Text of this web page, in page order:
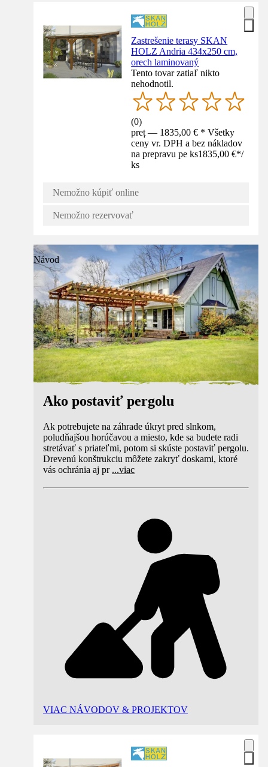
Zastrešenie terasy SKAN
HOLZ Andria 434x250 cm,
orech laminovaný
Tento tovar zatiaľ nikto
nehodnotil.
(0)
preț — 1835,00 € * Všetky
ceny vr. DPH a bez nákladov
na prepravu pe ks1835,00 €*/
ks
Nemožno kúpiť online
Nemožno rezervovať
Návod
Ako postaviť pergolu
Ak potrebujete na záhrade úkryt pred slnkom,
poludňajšou horúčavou a miesto, kde sa budete radi
stretávať s priateľmi, potom si skúste postaviť pergolu.
Drevenú konštrukciu môžete zakryť doskami, ktoré
vás ochránia aj pr ...viac
VIAC NÁVODOV & PROJEKTOV